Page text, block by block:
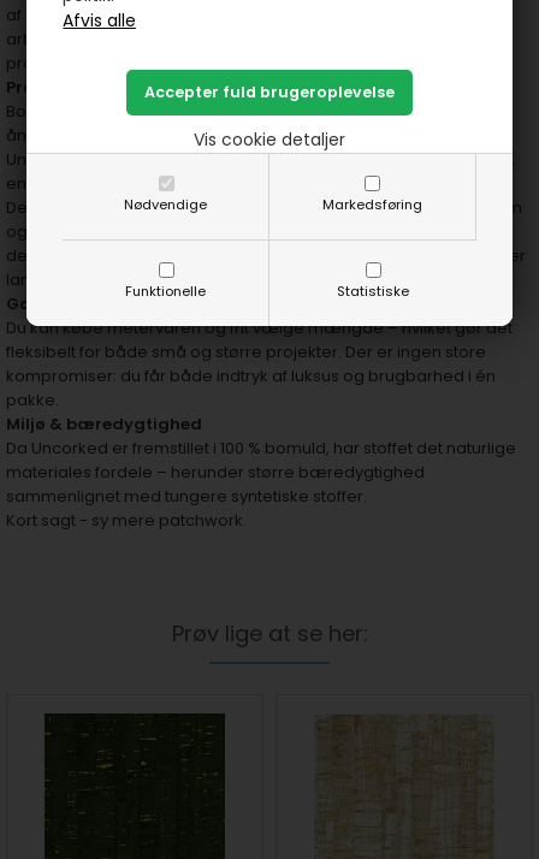
Nødvendige Markedsføring
Funktionelle Statistiske
Vis cookie detaljer
af stoffets bomuldskvalitet er det desuden forholdsvis nemt at
arbejde med, klippe og sy, hvilket er en fordel ved kreative
projekter.
Praktiske egenskaber
Bomuld som materiale har en række indbyggede fordele: god
åndbarhed, komfort mod huden og relativ lav vedligeholdelse.
Uncorked-stoffet anbefales til vask ved 30 grader, hvilket gør det
enkelt at vedligeholde.
Den faste vævning og kvalitet gør også, at stoffet bevarer sin form
og udseende godt over tid. Farver og detaljer – herunder de
dekorative kork-udtryk og guld-elementer – står flot frem og giver
langvarigt flot resultat.
God værdi og tilgængelighed
Du kan købe metervaren og frit vælge mængde – hvilket gør det
fleksibelt for både små og større projekter. Der er ingen store
kompromiser: du får både indtryk af luksus og brugbarhed i én
pakke.
Miljø & bæredygtighed
Da Uncorked er fremstillet i 100 % bomuld, har stoffet det naturlige
materiales fordele – herunder større bæredygtighed
sammenlignet med tungere syntetiske stoffer.
Kort sagt - sy mere patchwork.
Prøv lige at se her: